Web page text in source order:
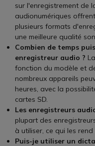
sur l'enregistrement de
audionumériques
plusieurs formats
une meilleure qualité
Combien de temps
enregistreur audio ?
fonction du modèle et
nombreux appareils
heures, avec la
cartes SD.
Les enregistreurs
plupart des
à utiliser, ce qui les
Puis-je utiliser un